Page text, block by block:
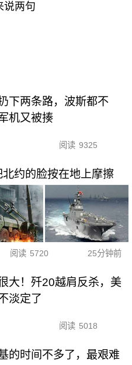
说两句
下两条路，波斯都不
机又被揍
阅读 9325
约的脸按在地上摩擦
阅读 5720 25分钟前
大！歼20越肩反杀，美
淡定了
阅读 5018
的时间不多了，最艰难